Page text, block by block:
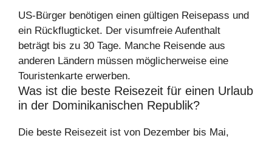
US-Bürger benötigen einen gültigen Reisepass und
ein Rückflugticket. Der visumfreie Aufenthalt
beträgt bis zu 30 Tage. Manche Reisende aus
anderen Ländern müssen möglicherweise eine
Touristenkarte erwerben.
Was ist die beste Reisezeit für einen Urlaub
in der Dominikanischen Republik?
Die beste Reisezeit ist von Dezember bis Mai,